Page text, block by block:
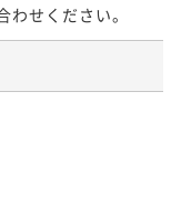
せください。